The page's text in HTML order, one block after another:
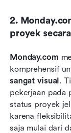
2.
proyek
Monday.com
komprehensif
sangat visual.
pekerjaan pada
status proyek
karena
saja mulai dari